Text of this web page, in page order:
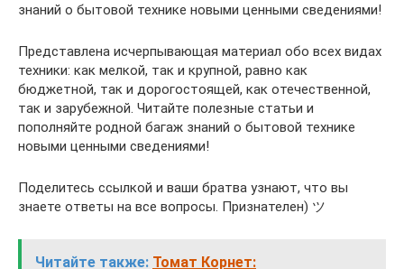
знаний о бытовой технике новыми ценными сведениями!
Представлена исчерпывающая материал обо всех видах
техники: как мелкой, так и крупной, равно как
бюджетной, так и дорогостоящей, как отечественной,
так и зарубежной. Читайте полезные статьи и
пополняйте родной багаж знаний о бытовой технике
новыми ценными сведениями!
Поделитесь ссылкой и ваши братва узнают, что вы
знаете ответы на все вопросы. Признателен) ツ
Читайте также: Томат Корнет: